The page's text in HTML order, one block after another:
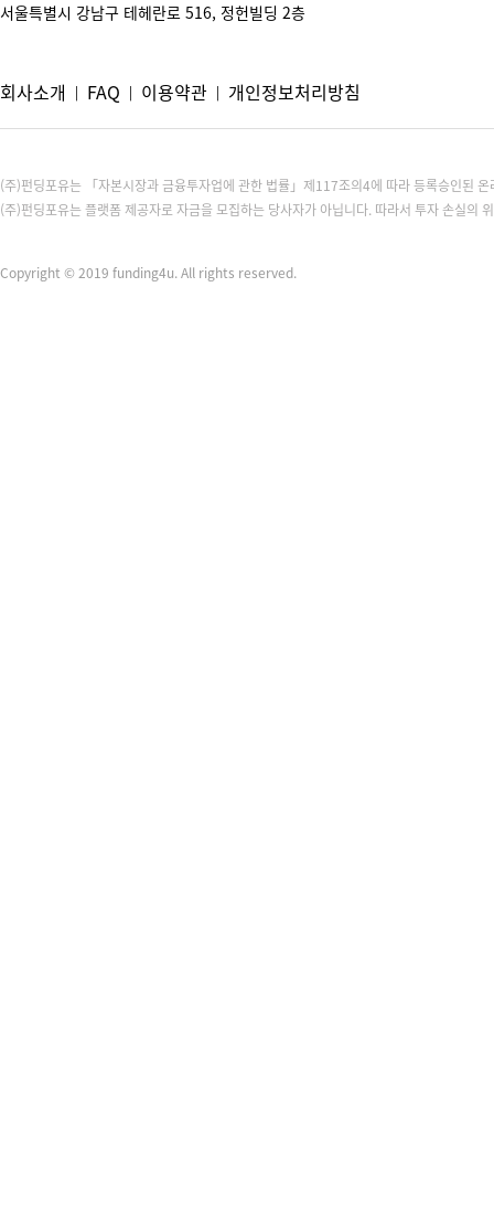
서울특별시 강남구 테헤란로 516, 정헌빌딩 2층
회사소개 | FAQ | 이용약관 | 개인정보처리방침
(주)펀딩포유는 「자본시장과 금융투자업에 관한 법률」제117조의4에 따라 등록승인된
(주)펀딩포유는 플랫폼 제공자로 자금을 모집하는 당사자가 아닙니다. 따라서 투자 손실의
Copyright © 2019 funding4u. All rights reserved.